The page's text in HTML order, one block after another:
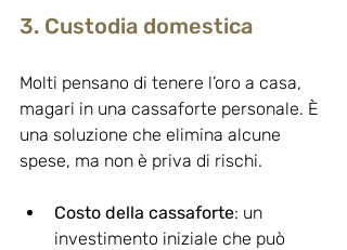
3. Custodia domestica
Molti pensano di tenere l’oro a casa,
magari in una cassaforte personale. È
una soluzione che elimina alcune
spese, ma non è priva di rischi.
Costo della cassaforte: un
investimento iniziale che può